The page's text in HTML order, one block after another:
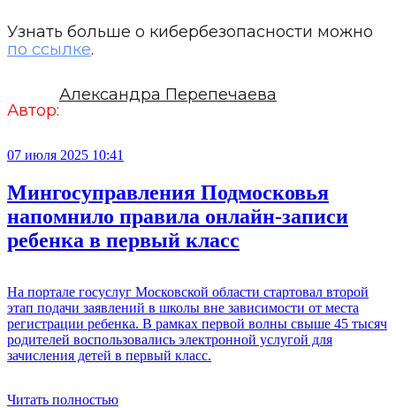
Узнать больше о кибербезопасности можно
по ссылке.
Автор:
Александра Перепечаева
07 июля 2025 10:41
Мингосуправления Подмосковья
напомнило правила онлайн-записи
ребенка в первый класс
На портале госуслуг Московской области стартовал второй
этап подачи заявлений в школы вне зависимости от места
регистрации ребенка. В рамках первой волны свыше 45 тысяч
родителей воспользовались электронной услугой для
зачисления детей в первый класс.
Читать полностью